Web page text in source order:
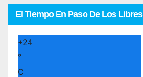
El Tiempo En Paso De Los Libres
+24
°
C